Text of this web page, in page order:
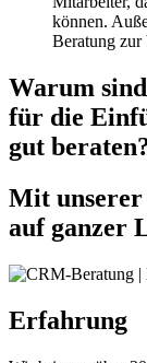
können.
Beratung zur
Warum
für die
gut
Mit unserer
auf ganzer
Erfahrung